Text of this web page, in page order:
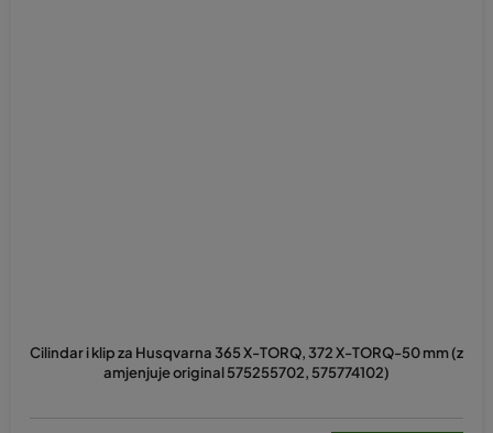
Cilindar i klip za Husqvarna 365 X-TORQ, 372 X-TORQ-50 mm (z
amjenjuje original 575255702, 575774102)